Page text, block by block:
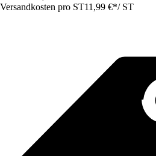
Versandkosten pro ST11,99 €*/ ST